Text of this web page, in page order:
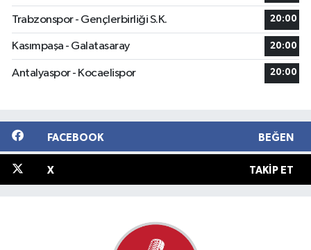
Trabzonspor - Gençlerbirliği S.K. 20:00
Kasımpaşa - Galatasaray 20:00
Antalyaspor - Kocaelispor 20:00
FACEBOOK BEĞEN
X TAKIP ET